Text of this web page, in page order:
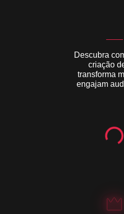
Descubra
criação
transforma
engajam